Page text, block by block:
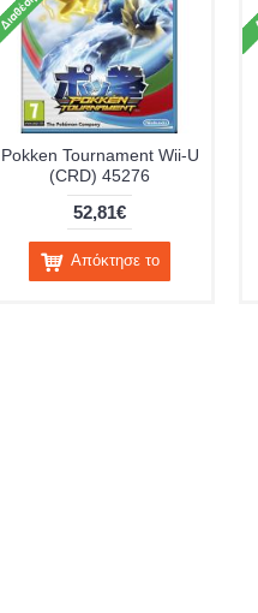
Pokken Tournament Wii-U
(CRD) 45276
52,81€
Απόκτησε το